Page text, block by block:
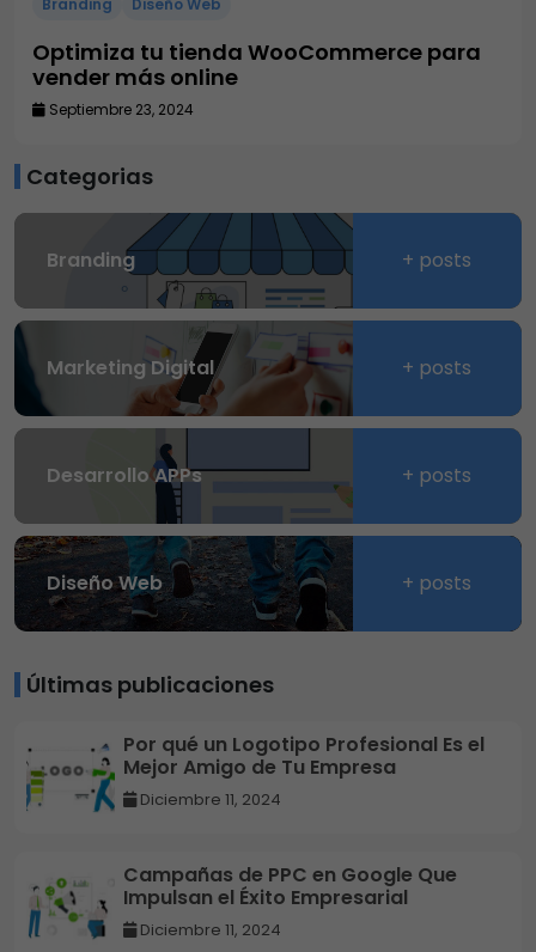
Optimiza tu tienda WooCommerce para
vender más online
Septiembre 23, 2024
Categorias
Branding + posts
Marketing Digital + posts
Desarrollo APPs + posts
Diseño Web + posts
Últimas publicaciones
Por qué un Logotipo Profesional Es el
Mejor Amigo de Tu Empresa
Diciembre 11, 2024
Campañas de PPC en Google Que
Impulsan el Éxito Empresarial
Diciembre 11, 2024